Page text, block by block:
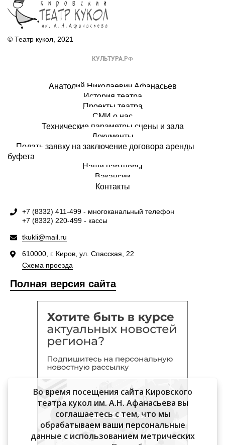
© Театр кукол, 2021
+7 (8332) 411-499 - многоканальный телефон
+7 (8332) 220-499 - кассы
tkukli@mail.ru
610000, г. Киров, ул. Спасская, 22
Схема проезда
Полная версия сайта
Анатолий Николаевич Афанасьев
История театра
Проекты театра
СМИ о нас
Технические параметры сцены и зала
Документы
Подать заявку на заключение договора аренды
буфета
Наши партнеры
Вакансии
Контакты
Во время посещения сайта Кировского
театра кукол им. А.Н. Афанасьева вы
соглашаетесь с тем, что мы
обрабатываем ваши персональные
данные с использованием метрических